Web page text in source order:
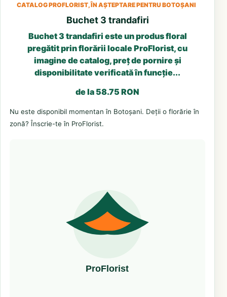
CATALOG PROFLORIST, ÎN AȘTEPTARE PENTRU BOTOȘANI
Buchet 3 trandafiri
Buchet 3 trandafiri este un produs floral
pregătit prin florării locale ProFlorist, cu
imagine de catalog, preț de pornire și
disponibilitate verificată în funcție...
de la 58.75 RON
Nu este disponibil momentan în Botoșani. Deții o florărie în
zonă? Înscrie-te în ProFlorist.